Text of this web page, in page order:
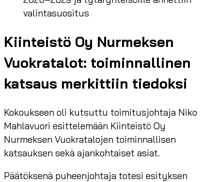
valintasuositus
Kiinteistö Oy Nurmeksen
Vuokratalot: toiminnallinen
katsaus merkittiin tiedoksi
Kokoukseen oli kutsuttu toimitusjohtaja Niko
Mahlavuori esittelemään Kiinteistö Oy
Nurmeksen Vuokratalojen toiminnallisen
katsauksen sekä ajankohtaiset asiat.
Päätöksenä puheenjohtaja totesi esityksen